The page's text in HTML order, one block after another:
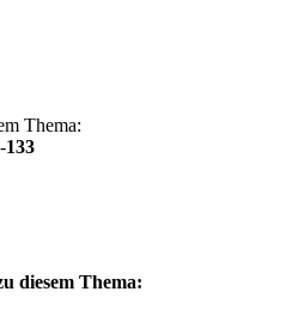
Thema:
133
diesem Thema: